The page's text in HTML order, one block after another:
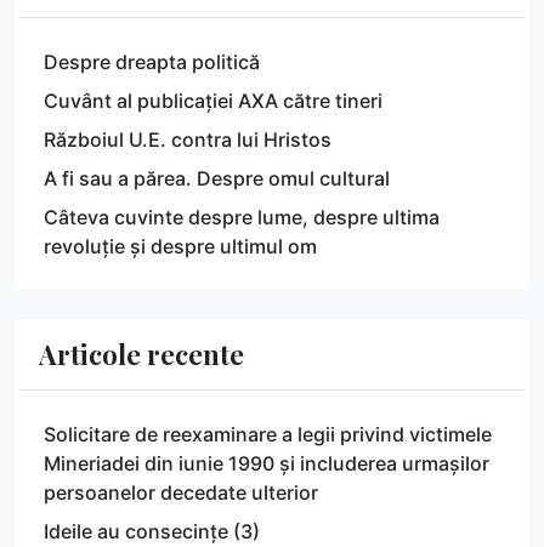
Despre dreapta politică
Cuvânt al publicației AXA către tineri
Războiul U.E. contra lui Hristos
A fi sau a părea. Despre omul cultural
Câteva cuvinte despre lume, despre ultima
revoluție și despre ultimul om
Articole recente
Solicitare de reexaminare a legii privind victimele
Mineriadei din iunie 1990 și includerea urmașilor
persoanelor decedate ulterior
Ideile au consecințe (3)